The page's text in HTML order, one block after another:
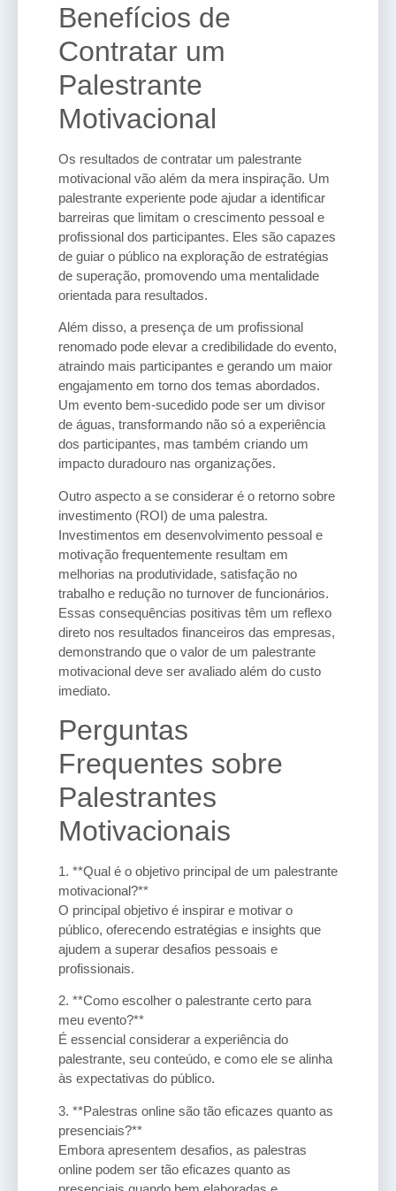
Benefícios de
Contratar um
Palestrante
Motivacional
Os resultados de contratar um palestrante
motivacional vão além da mera inspiração. Um
palestrante experiente pode ajudar a identificar
barreiras que limitam o crescimento pessoal e
profissional dos participantes. Eles são capazes
de guiar o público na exploração de estratégias
de superação, promovendo uma mentalidade
orientada para resultados.
Além disso, a presença de um profissional
renomado pode elevar a credibilidade do evento,
atraindo mais participantes e gerando um maior
engajamento em torno dos temas abordados.
Um evento bem-sucedido pode ser um divisor
de águas, transformando não só a experiência
dos participantes, mas também criando um
impacto duradouro nas organizações.
Outro aspecto a se considerar é o retorno sobre
investimento (ROI) de uma palestra.
Investimentos em desenvolvimento pessoal e
motivação frequentemente resultam em
melhorias na produtividade, satisfação no
trabalho e redução no turnover de funcionários.
Essas consequências positivas têm um reflexo
direto nos resultados financeiros das empresas,
demonstrando que o valor de um palestrante
motivacional deve ser avaliado além do custo
imediato.
Perguntas
Frequentes sobre
Palestrantes
Motivacionais
1. **Qual é o objetivo principal de um palestrante
motivacional?**
O principal objetivo é inspirar e motivar o
público, oferecendo estratégias e insights que
ajudem a superar desafios pessoais e
profissionais.
2. **Como escolher o palestrante certo para
meu evento?**
É essencial considerar a experiência do
palestrante, seu conteúdo, e como ele se alinha
às expectativas do público.
3. **Palestras online são tão eficazes quanto as
presenciais?**
Embora apresentem desafios, as palestras
online podem ser tão eficazes quanto as